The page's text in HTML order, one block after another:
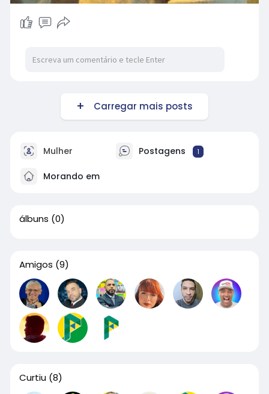
Carregar mais posts
Mulher Postagens 1
Morando em
álbuns (0)
Amigos (9)
Curtiu (8)